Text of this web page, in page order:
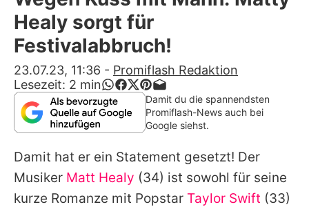
Alle Themen auf Promiflash
Jobs
App runterladen
Team
Redaktionelle Richtlinien
Impressum
Datenschutzerklärung
Healy sorgt für
Festivalabbruch!
23.07.23, 11:36 - Promiflash Redaktion
Lesezeit: 2 min
Damit du die spannendsten
Promiflash-News auch bei
Google siehst.
Damit hat er ein Statement gesetzt! Der
Musiker Matt Healy (34) ist sowohl für seine
kurze Romanze mit Popstar Taylor Swift (33)